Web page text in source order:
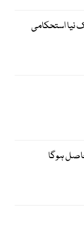
نیا استحکامی
ہوگا